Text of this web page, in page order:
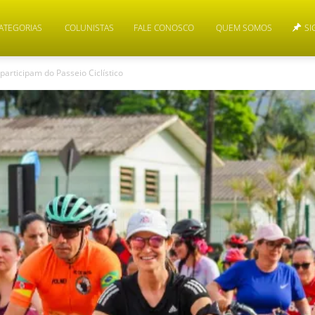
COLUNISTAS FALE CONOSCO QUEM SOMOS
do Passeio Ciclístico